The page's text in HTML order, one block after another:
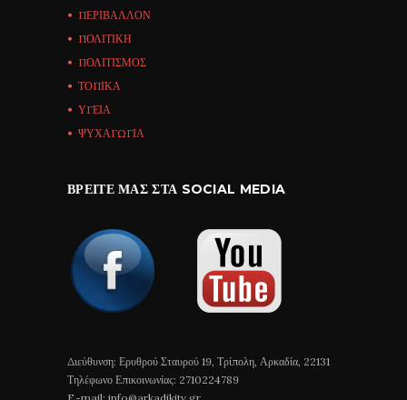
ΠΕΡΙΒΑΛΛΟΝ
ΠΟΛΙΤΙΚΗ
ΠΟΛΙΤΙΣΜΟΣ
ΤΟΠΙΚΑ
ΥΓΕΙΑ
ΨΥΧΑΓΩΓΙΑ
ΒΡΕΊΤΕ ΜΑΣ ΣΤΑ SOCIAL MEDIA
Διεύθυνση: Ερυθρού Σταυρού 19, Τρίπολη, Αρκαδία, 22131
Τηλέφωνο Επικοινωνίας: 2710224789